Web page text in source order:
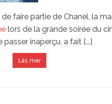
faire partie de Chanel, la
lors de la grande soirée du
inaperçu, a fait [...]
Läs mer